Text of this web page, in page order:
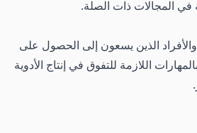
في المجالات ذات الصلة.
الذين يسعون إلى الحصول على
اللازمة للتفوق في إنتاج الأدوية